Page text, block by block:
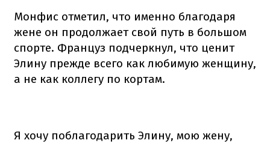
Монфис отметил, что именно благодаря
жене он продолжает свой путь в большом
спорте. Француз подчеркнул, что ценит
Элину прежде всего как любимую женщину,
а не как коллегу по кортам.
Я хочу поблагодарить Элину, мою жену,